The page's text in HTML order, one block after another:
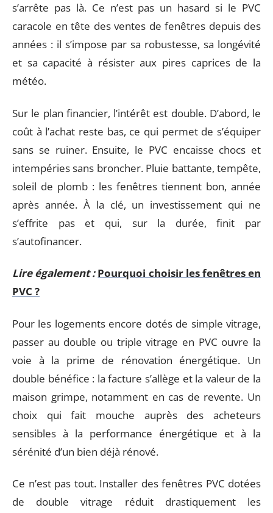
s’arrête pas là. Ce n’est pas un hasard si le PVC
caracole en tête des ventes de fenêtres depuis des
années : il s’impose par sa robustesse, sa longévité
et sa capacité à résister aux pires caprices de la
météo.
Sur le plan financier, l’intérêt est double. D’abord, le
coût à l’achat reste bas, ce qui permet de s’équiper
sans se ruiner. Ensuite, le PVC encaisse chocs et
intempéries sans broncher. Pluie battante, tempête,
soleil de plomb : les fenêtres tiennent bon, année
après année. À la clé, un investissement qui ne
s’effrite pas et qui, sur la durée, finit par
s’autofinancer.
Lire également : Pourquoi choisir les fenêtres en
PVC ?
Pour les logements encore dotés de simple vitrage,
passer au double ou triple vitrage en PVC ouvre la
voie à la prime de rénovation énergétique. Un
double bénéfice : la facture s’allège et la valeur de la
maison grimpe, notamment en cas de revente. Un
choix qui fait mouche auprès des acheteurs
sensibles à la performance énergétique et à la
sérénité d’un bien déjà rénové.
Ce n’est pas tout. Installer des fenêtres PVC dotées
de double vitrage réduit drastiquement les